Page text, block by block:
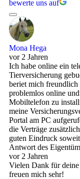
bewerte uns auf
Mona Hega
vor 2 Jahren
Ich habe online ein
Tierversicherung
beriet mich
problemlos online
Mobiltelefon zu
meine
Portal am PC
die Verträge
guten Eindruck
Antwort des
vor 2 Jahren
Vielen Dank für
freuen mich sehr!